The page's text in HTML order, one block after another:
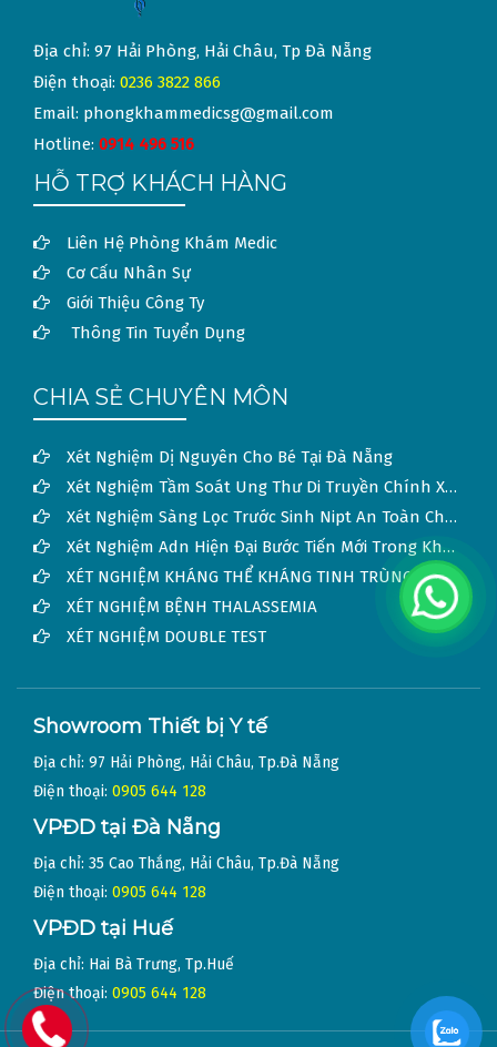
Địa chỉ: 97 Hải Phòng, Hải Châu, Tp Đà Nẵng
Điện thoại: 0236 3822 866
Email: phongkhammedicsg@gmail.com
Hotline: 0914 496 516
HỖ TRỢ KHÁCH HÀNG
Liên Hệ Phòng Khám Medic
Cơ Cấu Nhân Sự
Giới Thiệu Công Ty
Thông Tin Tuyển Dụng
CHIA SẺ CHUYÊN MÔN
Xét Nghiệm Dị Nguyên Cho Bé Tại Đà Nẵng
Xét Nghiệm Tầm Soát Ung Thư Di Truyền Chính Xác Tại Đà Nẵng
Xét Nghiệm Sàng Lọc Trước Sinh Nipt An Toàn Cho Thai Nhi
Xét Nghiệm Adn Hiện Đại Bước Tiến Mới Trong Khoa Học Và Đời Sống
XÉT NGHIỆM KHÁNG THỂ KHÁNG TINH TRÙNG
XÉT NGHIỆM BỆNH THALASSEMIA
XÉT NGHIỆM DOUBLE TEST
Showroom Thiết bị Y tế
Địa chỉ: 97 Hải Phòng, Hải Châu, Tp.Đà Nẵng
Điện thoại: 0905 644 128
VPĐD tại Đà Nẵng
Địa chỉ: 35 Cao Thắng, Hải Châu, Tp.Đà Nẵng
Điện thoại: 0905 644 128
VPĐD tại Huế
Địa chỉ: Hai Bà Trưng, Tp.Huế
Điện thoại: 0905 644 128